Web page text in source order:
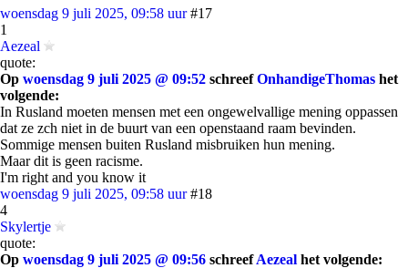
woensdag 9 juli 2025, 09:58 uur #17
1
Aezeal
quote:
Op woensdag 9 juli 2025 @ 09:52 schreefOnhandigeThomas het
volgende:
In Rusland moeten mensen met een ongewelvallige mening oppassen
dat ze zch niet in de buurt van een openstaand raam bevinden.
Sommige mensen buiten Rusland misbruiken hun mening.
Maar dit is geen racisme.
I'm right and you know it
woensdag 9 juli 2025, 09:58 uur #18
4
Skylertje
quote:
Op woensdag 9 juli 2025 @ 09:56 schreefAezeal het volgende: